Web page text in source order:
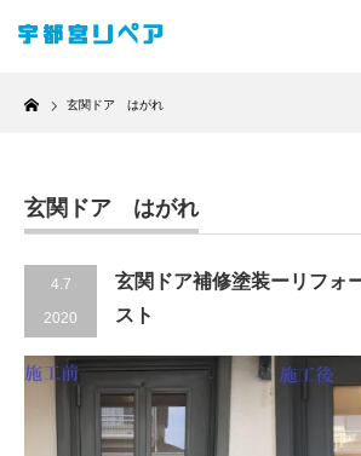
Home
玄関ドア はがれ
玄関ドア はがれ
4.7
2020
玄関ドア補修塗装ーリフォ
スト